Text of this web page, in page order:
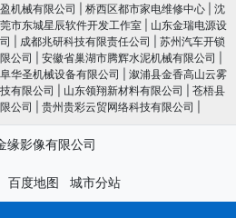
机械有限公司 桥西区都市家电维修中心
沈
市东城星辰软件开发工作室
山东金瑞电源设
成都兆研科技有限责任公司
苏州汽车开锁
公司 安徽省巢湖市腾辉水泥机械有限公司
华圣机械设备有限公司
溆浦县金香高山云雾
有限公司 山东领翔新材料有限公司
苍梧县
公司 贵州贵彩云贸网络科技有限公司
缘影像有限公司
百度地图 城市分站